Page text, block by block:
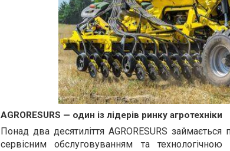
AGRORESURS — один із лідерів ринку агротехніки
Понад два десятиліття AGRORESURS займається
сервісним обслуговуванням та